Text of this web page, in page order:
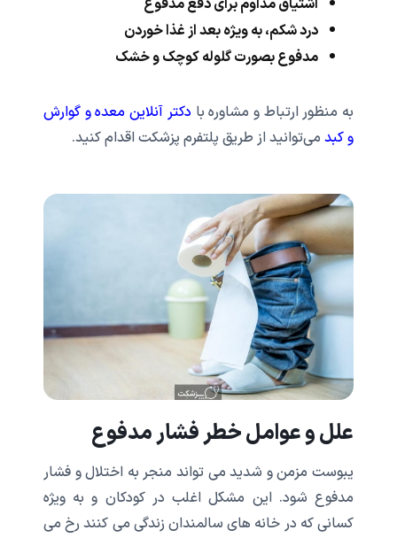
اشتیاق مداوم برای دفع مدفوع
درد شکم، به ویژه بعد از غذا خوردن
مدفوع بصورت گلوله کوچک و خشک
به منظور ارتباط و مشاوره با دکتر آنلاین معده و گوارش
و کبد می‌توانید از طریق پلتفرم پزشکت اقدام کنید.
علل و عوامل خطر فشار مدفوع
یبوست مزمن و شدید می تواند منجر به اختلال و فشار
مدفوع شود. این مشکل اغلب در کودکان و به ویژه
کسانی که در خانه های سالمندان زندگی می کنند رخ می